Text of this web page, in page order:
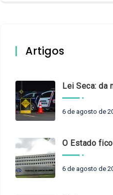
Artigos
Lei Seca: da maioridade à
6 de agosto de
O Estado ficou mais complexo. O controle
6 de agosto de